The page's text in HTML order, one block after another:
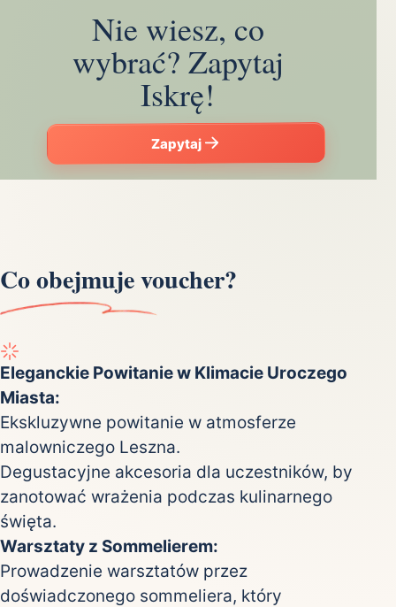
Nie wiesz, co
wybrać? Zapytaj
Iskrę!
Zapytaj
Co obejmuje voucher?
Eleganckie Powitanie w Klimacie Uroczego
Miasta:
Ekskluzywne powitanie w atmosferze
malowniczego Leszna.
Degustacyjne akcesoria dla uczestników, by
zanotować wrażenia podczas kulinarnego
święta.
Warsztaty z Sommelierem:
Prowadzenie warsztatów przez
doświadczonego sommeliera, który